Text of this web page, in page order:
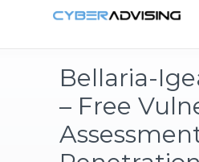
Bellaria-
– Free